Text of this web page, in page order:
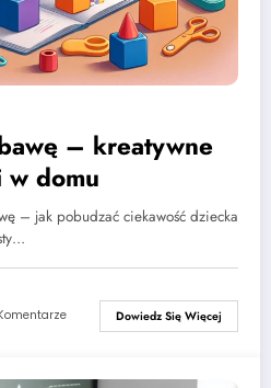
– kreatywne
w domu
– jak pobudzać ciekawość dziecka
Dowiedz Się Więcej